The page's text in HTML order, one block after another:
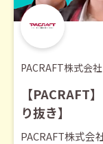
PACRAFT株式会社
【PACRAFT
り抜き】
PACRAFT株式会